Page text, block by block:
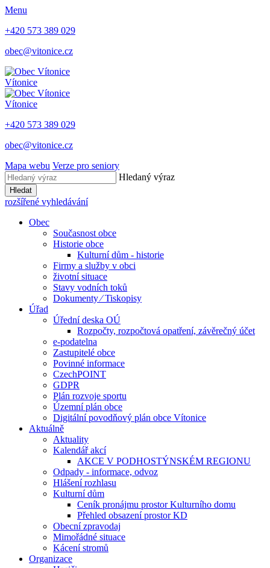
Menu
+420 573 389 029
obec@vitonice.cz
Vítonice
Vítonice
+420 573 389 029
obec@vitonice.cz
Mapa webu Verze pro seniory
Hledaný výraz
Hledat
rozšířené vyhledávání
Obec
Současnost obce
Historie obce
Kulturní dům - historie
Firmy a služby v obci
životní situace
Stavy vodních toků
Dokumenty ⁄ Tiskopisy
Úřad
Úřední deska OÚ
Rozpočty, rozpočtová opatření, závěrečný účet
e-podatelna
Zastupitelé obce
Povinné informace
CzechPOINT
GDPR
Plán rozvoje sportu
Územní plán obce
Digitální povodňový plán obce Vítonice
Aktuálně
Aktuality
Kalendář akcí
AKCE V PODHOSTÝNSKÉM REGIONU
Odpady - informace, odvoz
Hlášení rozhlasu
Kulturní dům
Ceník pronájmu prostor Kulturního domu
Přehled obsazení prostor KD
Obecní zpravodaj
Mimořádné situace
Kácení stromů
Organizace